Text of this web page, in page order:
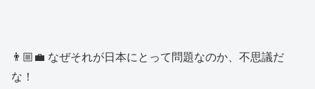
👨🏼‍💼 なぜそれが日本にとって問題なのか、不思議だ
な！